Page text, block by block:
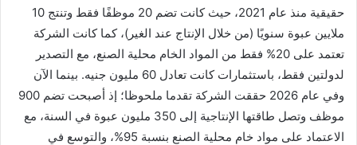
حقيقية منذ عام 2021، حيث كانت تضم 20 موظفًا فقط وتنتج 10
ملايين عبوة سنويًا (من خلال الإنتاج عند الغير)، كما كانت الشركة
تعتمد على 20% فقط من المواد الخام محلية الصنع، مع التصدير
لدولتين فقط، باستثمارات كانت تعادل 60 مليون جنيه. بينما الآن
وفي عام 2026 حققت الشركة تقدما ملحوظا؛ إذ أصبحت تضم 900
موظف وتصل طاقتها الإنتاجية إلى 350 مليون عبوة في السنة، مع
الاعتماد على مواد خام محلية الصنع بنسبة 95%، والتوسع في